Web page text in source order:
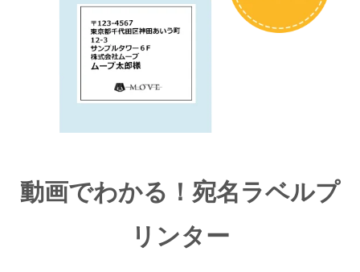
動画でわかる！宛名ラベルプ
リンター